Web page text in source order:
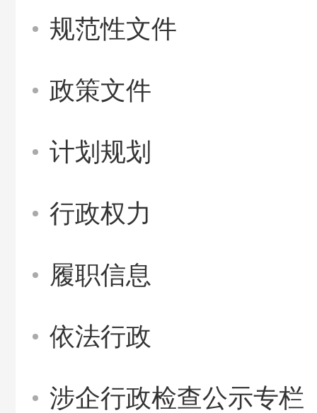
规范性文件
政策文件
计划规划
行政权力
履职信息
依法行政
涉企行政检查公示专栏